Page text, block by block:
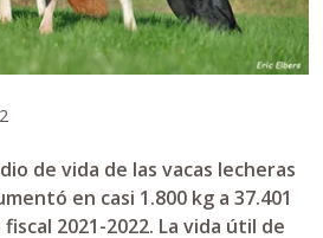
de vida de las vacas lecheras
en casi 1.800 kg a 37.401
2021-2022. La vida útil de